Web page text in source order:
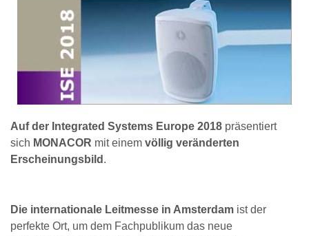
Auf der Integrated Systems Europe 2018 präsentiert
sich MONACOR mit einem völlig veränderten
Erscheinungsbild .
Die internationale Leitmesse in Amsterdam ist der
perfekte Ort, um dem Fachpublikum das neue